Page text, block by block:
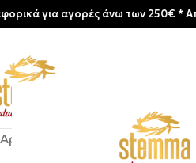
Αρχική σελίδα Shop/Αρώματα/
αγορές άνω των 250€ *